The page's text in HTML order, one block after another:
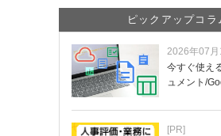
ピックアップコラ
2026年07月
今すぐ使え
ュメント/
[PR]